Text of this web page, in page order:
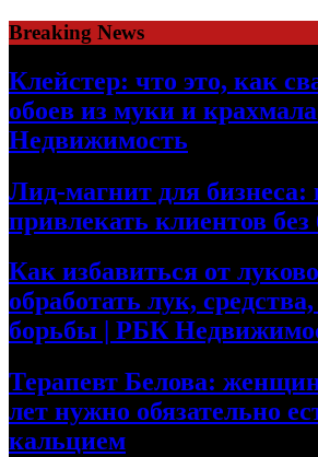
Skip
to
content
Breaking News
Клейстер: что это, как
обоев из муки и
Недвижимость
Лид-магнит для бизнеса:
привлекать клиентов
Как избавиться от
обработать лук,
борьбы | РБК
Терапевт Белова:
лет нужно обязательно
кальцием